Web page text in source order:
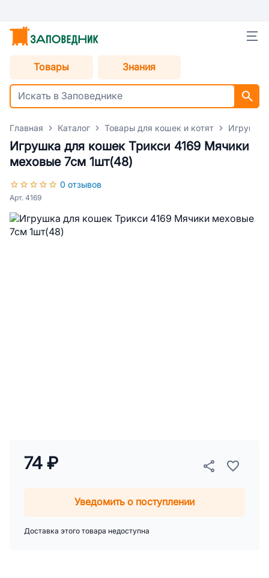
Товары Знания
Главная Каталог Товары для кошек и котят Игрушки
Игрушка для кошек Трикси 4169 Мячики
меховые 7см 1шт(48)
0 отзывов
Арт. 4169
74 ₽
Уведомить о поступлении
Доставка этого товара недоступна